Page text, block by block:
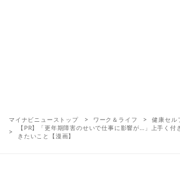
マイナビニューストップ ワーク＆ライフ
健康セル
【PR】「更年期障害のせいで仕事に影響が…」上手く付
きたいこと【漫画】